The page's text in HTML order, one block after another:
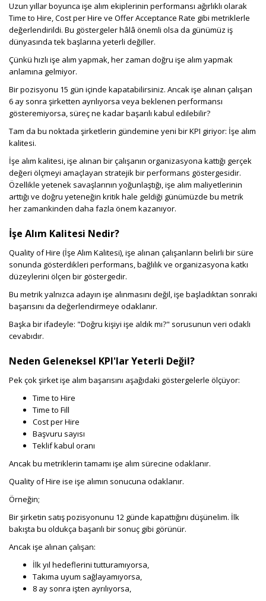
Uzun yıllar boyunca işe alım ekiplerinin performansı ağırlıklı olarak
Time to Hire, Cost per Hire ve Offer Acceptance Rate gibi metriklerle
değerlendirildi. Bu göstergeler hâlâ önemli olsa da günümüz iş
dünyasında tek başlarına yeterli değiller.
Çünkü hızlı işe alım yapmak, her zaman doğru işe alım yapmak
anlamına gelmiyor.
Bir pozisyonu 15 gün içinde kapatabilirsiniz. Ancak işe alınan çalışan
6 ay sonra şirketten ayrılıyorsa veya beklenen performansı
gösteremiyorsa, süreç ne kadar başarılı kabul edilebilir?
Tam da bu noktada şirketlerin gündemine yeni bir KPI giriyor: İşe alım
kalitesi.
İşe alım kalitesi, işe alınan bir çalışanın organizasyona kattığı gerçek
değeri ölçmeyi amaçlayan stratejik bir performans göstergesidir.
Özellikle yetenek savaşlarının yoğunlaştığı, işe alım maliyetlerinin
arttığı ve doğru yeteneğin kritik hale geldiği günümüzde bu metrik
her zamankinden daha fazla önem kazanıyor.
İşe Alım Kalitesi Nedir?
Quality of Hire (İşe Alım Kalitesi), işe alınan çalışanların belirli bir süre
sonunda gösterdikleri performans, bağlılık ve organizasyona katkı
düzeylerini ölçen bir göstergedir.
Bu metrik yalnızca adayın işe alınmasını değil, işe başladıktan sonraki
başarısını da değerlendirmeye odaklanır.
Başka bir ifadeyle: "Doğru kişiyi işe aldık mı?" sorusunun veri odaklı
cevabıdır.
Neden Geleneksel KPI'lar Yeterli Değil?
Pek çok şirket işe alım başarısını aşağıdaki göstergelerle ölçüyor:
Time to Hire
Time to Fill
Cost per Hire
Başvuru sayısı
Teklif kabul oranı
Ancak bu metriklerin tamamı işe alım sürecine odaklanır.
Quality of Hire ise işe alımın sonucuna odaklanır.
Örneğin;
Bir şirketin satış pozisyonunu 12 günde kapattığını düşünelim. İlk
bakışta bu oldukça başarılı bir sonuç gibi görünür.
Ancak işe alınan çalışan:
İlk yıl hedeflerini tutturamıyorsa,
Takıma uyum sağlayamıyorsa,
8 ay sonra işten ayrılıyorsa,